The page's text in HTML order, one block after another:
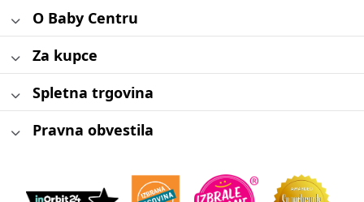
O Baby Centru
Za kupce
Spletna trgovina
Pravna obvestila